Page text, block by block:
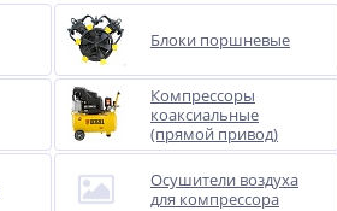
Блоки поршневые
Компрессоры
коаксиальные
(прямой привод)
Осушители воздуха
для компрессора